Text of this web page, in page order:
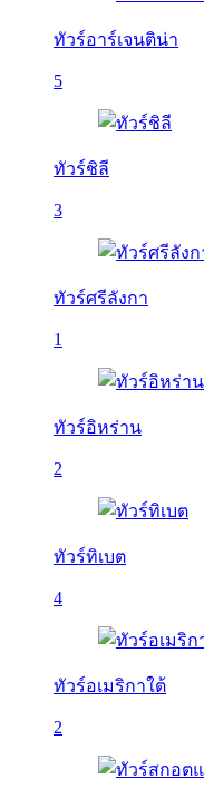
ทัวร์อาร์เจนติน่า
5
ทัวร์ชิลี
3
ทัวร์ศรีลังกา
1
ทัวร์อิหร่าน
2
ทัวร์ทิเบต
4
ทัวร์อเมริกาใต้
2